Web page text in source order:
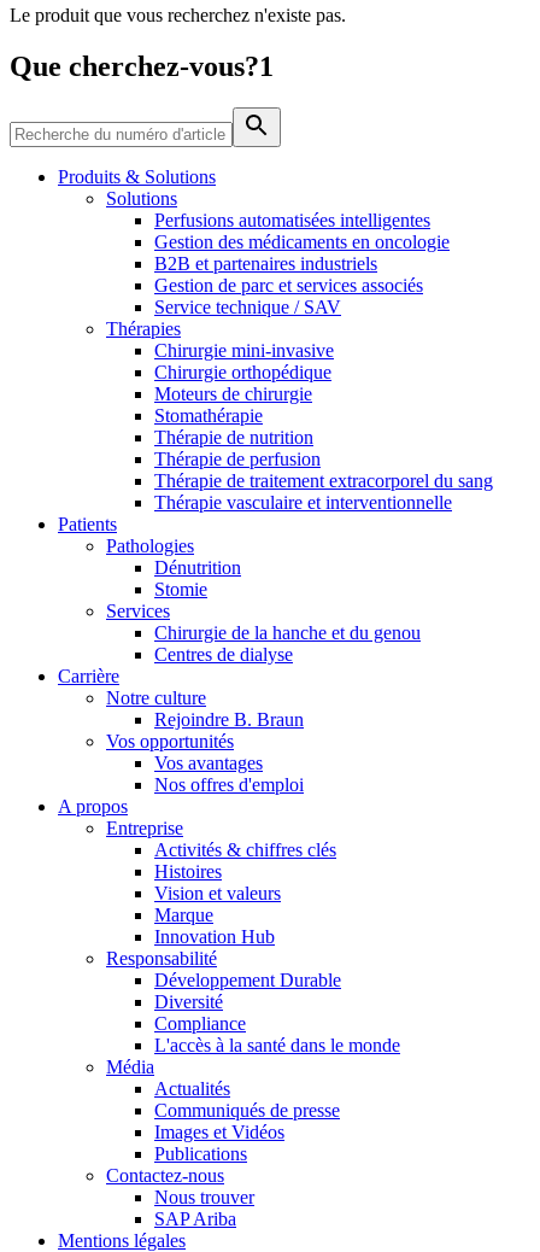
Catalogue de produits
Trouvez le produit que vous recherchez. Visitez le catalogue
de produits B. Braun avec notre portefeuille complet.
Média
Contactez-nous
Pôle d’innovation
Stimulons ensemble l’innovation dans la technologie
médicale. Apprenez-en plus sur notre centre d’innovation et
présentez votre idée.
En dialogue avec B. Braun. Contactez-nous.
Le produit que vous recherchez n'existe pas.
Que cherchez-vous?1
Produits & Solutions
Solutions
Perfusions automatisées intelligentes
Gestion des médicaments en oncologie
B2B et partenaires industriels
Gestion de parc et services associés
Service technique / SAV
Thérapies
Chirurgie mini-invasive
Chirurgie orthopédique
Moteurs de chirurgie
Stomathérapie
Thérapie de nutrition
Thérapie de perfusion
Thérapie de traitement extracorporel du sang
Thérapie vasculaire et interventionnelle
Patients
Pathologies
Dénutrition
Stomie
Services
Chirurgie de la hanche et du genou
Centres de dialyse
Carrière
Notre culture
Rejoindre B. Braun
Vos opportunités
Vos avantages
Nos offres d'emploi
A propos
Entreprise
Activités & chiffres clés
Histoires
Vision et valeurs
Marque
Innovation Hub
Responsabilité
Développement Durable
Diversité
Compliance
L'accès à la santé dans le monde
Média
Actualités
Communiqués de presse
Images et Vidéos
Publications
Contactez-nous
Nous trouver
SAP Ariba
Mentions légales